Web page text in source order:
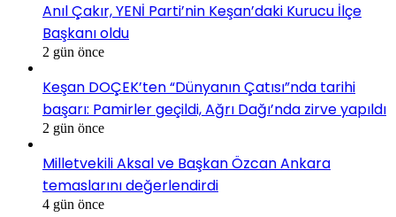
Anıl Çakır, YENİ Parti’nin Keşan’daki Kurucu İlçe
Başkanı oldu
2 gün önce
Keşan DOÇEK’ten “Dünyanın Çatısı”nda tarihi
başarı: Pamirler geçildi, Ağrı Dağı’nda zirve yapıldı
2 gün önce
Milletvekili Aksal ve Başkan Özcan Ankara
temaslarını değerlendirdi
4 gün önce